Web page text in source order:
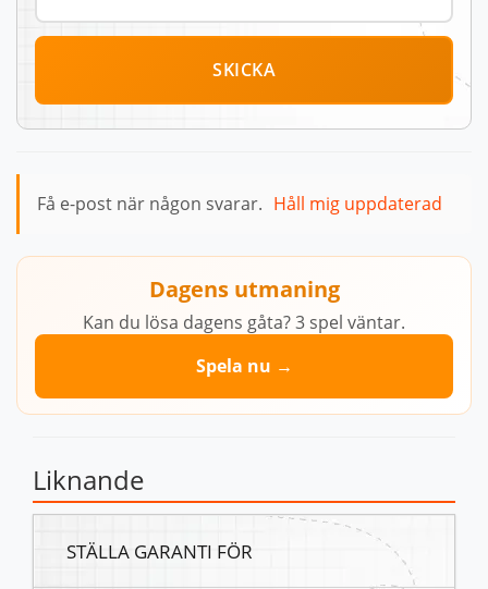
SKICKA
Få e-post när någon svarar. Håll mig uppdaterad
Dagens utmaning
Kan du lösa dagens gåta? 3 spel väntar.
Spela nu →
Liknande
STÄLLA GARANTI FÖR